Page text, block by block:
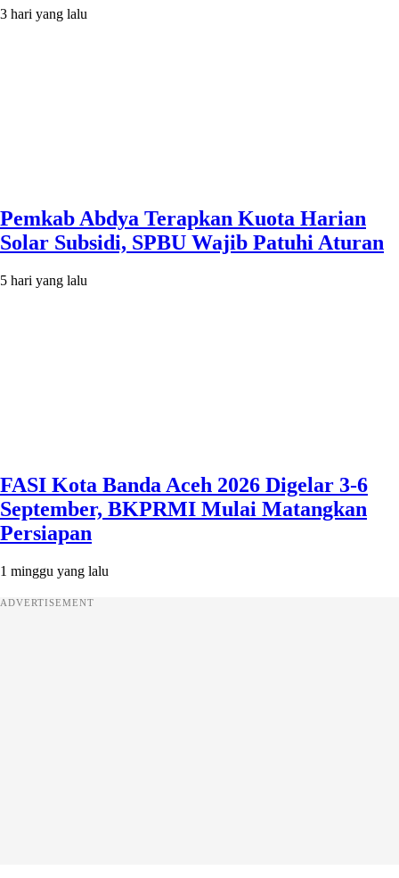
3 hari yang lalu
Pemkab Abdya Terapkan Kuota Harian
Solar Subsidi, SPBU Wajib Patuhi Aturan
5 hari yang lalu
FASI Kota Banda Aceh 2026 Digelar 3-6
September, BKPRMI Mulai Matangkan
Persiapan
1 minggu yang lalu
ADVERTISEMENT